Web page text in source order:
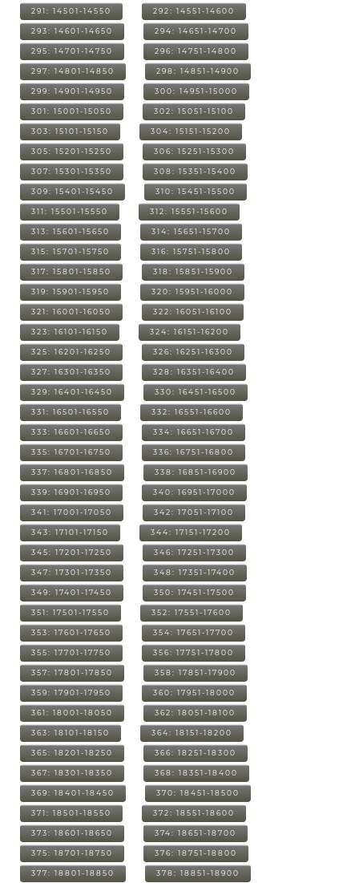
291: 14501-14550 292: 14551-14600
293: 14601-14650 294: 14651-14700
295: 14701-14750 296: 14751-14800
297: 14801-14850 298: 14851-14900
299: 14901-14950 300: 14951-15000
301: 15001-15050 302: 15051-15100
303: 15101-15150 304: 15151-15200
305: 15201-15250 306: 15251-15300
307: 15301-15350 308: 15351-15400
309: 15401-15450 310: 15451-15500
311: 15501-15550 312: 15551-15600
313: 15601-15650 314: 15651-15700
315: 15701-15750 316: 15751-15800
317: 15801-15850 318: 15851-15900
319: 15901-15950 320: 15951-16000
321: 16001-16050 322: 16051-16100
323: 16101-16150 324: 16151-16200
325: 16201-16250 326: 16251-16300
327: 16301-16350 328: 16351-16400
329: 16401-16450 330: 16451-16500
331: 16501-16550 332: 16551-16600
333: 16601-16650 334: 16651-16700
335: 16701-16750 336: 16751-16800
337: 16801-16850 338: 16851-16900
339: 16901-16950 340: 16951-17000
341: 17001-17050 342: 17051-17100
343: 17101-17150 344: 17151-17200
345: 17201-17250 346: 17251-17300
347: 17301-17350 348: 17351-17400
349: 17401-17450 350: 17451-17500
351: 17501-17550 352: 17551-17600
353: 17601-17650 354: 17651-17700
355: 17701-17750 356: 17751-17800
357: 17801-17850 358: 17851-17900
359: 17901-17950 360: 17951-18000
361: 18001-18050 362: 18051-18100
363: 18101-18150 364: 18151-18200
365: 18201-18250 366: 18251-18300
367: 18301-18350 368: 18351-18400
369: 18401-18450 370: 18451-18500
371: 18501-18550 372: 18551-18600
373: 18601-18650 374: 18651-18700
375: 18701-18750 376: 18751-18800
377: 18801-18850 378: 18851-18900